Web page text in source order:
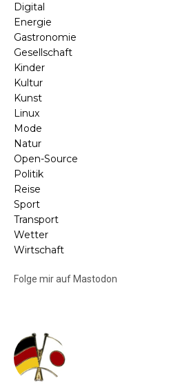
Digital
Energie
Gastronomie
Gesellschaft
Kinder
Kultur
Kunst
Linux
Mode
Natur
Open-Source
Politik
Reise
Sport
Transport
Wetter
Wirtschaft
Folge mir auf Mastodon